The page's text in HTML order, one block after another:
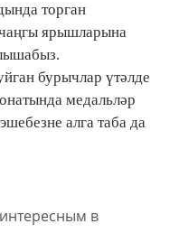
торган
ярышларына
бурычлар үтәлде
медальләр
алга таба да
в